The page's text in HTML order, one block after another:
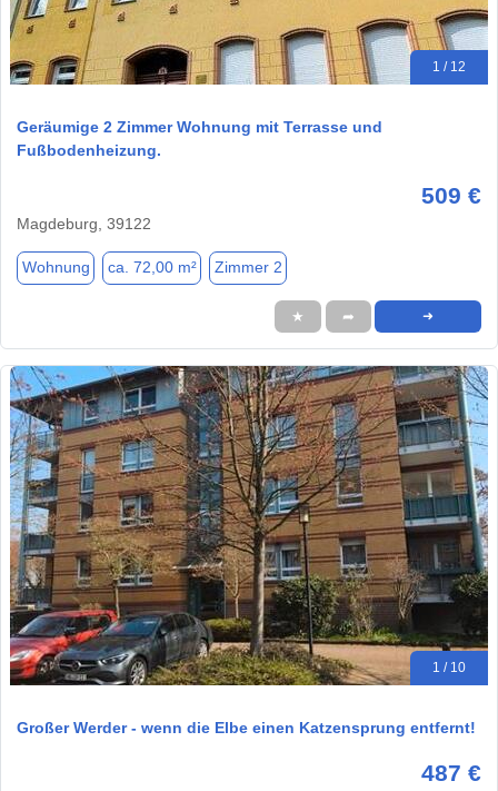
1 / 12
Geräumige 2 Zimmer Wohnung mit Terrasse und
Fußbodenheizung.
509 €
Magdeburg, 39122
Wohnung ca. 72,00 m² Zimmer 2
★ ➦ ➜
1 / 10
Großer Werder - wenn die Elbe einen Katzensprung entfernt!
487 €